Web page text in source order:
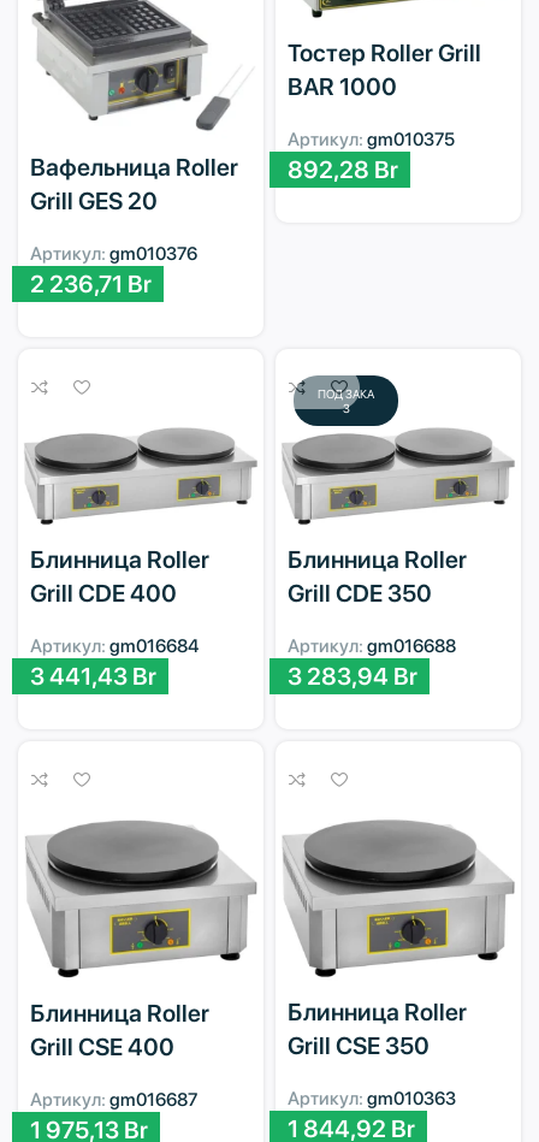
Вафельница Roller
Grill GES 20
Артикул: gm010376
2 236,71 Br
Тостер Roller Grill
BAR 1000
Артикул: gm010375
892,28 Br
Блинница Roller
Grill CDE 400
Артикул: gm016684
3 441,43 Br
ПОД ЗАКА
З
Блинница Roller
Grill CDE 350
Артикул: gm016688
3 283,94 Br
Блинница Roller
Grill CSE 400
Артикул: gm016687
1 975,13 Br
Блинница Roller
Grill CSE 350
Артикул: gm010363
1 844,92 Br